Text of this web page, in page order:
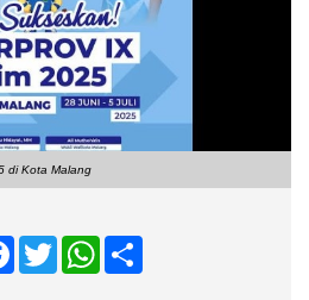
di Kota Malang
FacebookTwitter WhatsApp